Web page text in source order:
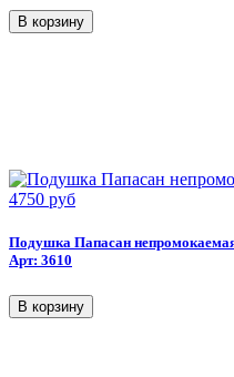
4750 руб
Подушка Папасан
Арт: 3610